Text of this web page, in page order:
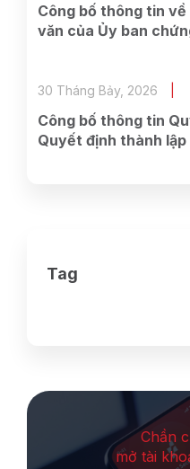
Công bố thông tin
văn của Ủy ban
ty.
Công bố thông tin
Quyết định thành lập
30 Tháng Bảy, 2026
Tag
Chần
mở tài